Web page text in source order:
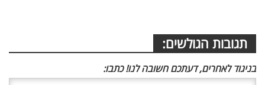
תגובות הגולשים:
בניגוד לאחרים, דעתכם חשובה לנו! כתבו: